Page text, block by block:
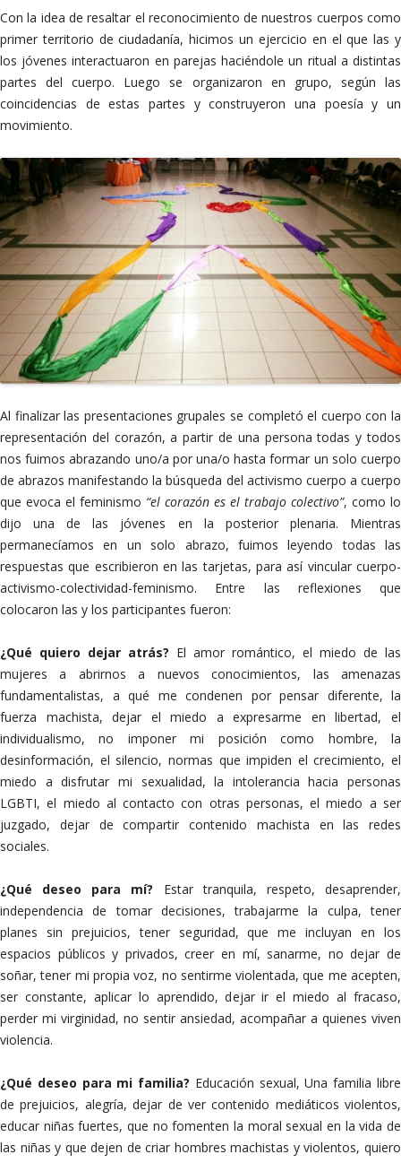
Con la idea de resaltar el reconocimiento de nuestros cuerpos como
primer territorio de ciudadanía, hicimos un ejercicio en el que las y
los jóvenes interactuaron en parejas haciéndole un ritual a distintas
partes del cuerpo. Luego se organizaron en grupo, según las
coincidencias de estas partes y construyeron una poesía y un
movimiento.
Al finalizar las presentaciones grupales se completó el cuerpo con la
representación del corazón, a partir de una persona todas y todos
nos fuimos abrazando uno/a por una/o hasta formar un solo cuerpo
de abrazos manifestando la búsqueda del activismo cuerpo a cuerpo
que evoca el feminismo “el corazón es el trabajo colectivo”, como lo
dijo una de las jóvenes en la posterior plenaria. Mientras
permanecíamos en un solo abrazo, fuimos leyendo todas las
respuestas que escribieron en las tarjetas, para así vincular cuerpo-
activismo-colectividad-feminismo. Entre las reflexiones que
colocaron las y los participantes fueron:
¿Qué quiero dejar atrás? El amor romántico, el miedo de las
mujeres a abrirnos a nuevos conocimientos, las amenazas
fundamentalistas, a qué me condenen por pensar diferente, la
fuerza machista, dejar el miedo a expresarme en libertad, el
individualismo, no imponer mi posición como hombre, la
desinformación, el silencio, normas que impiden el crecimiento, el
miedo a disfrutar mi sexualidad, la intolerancia hacia personas
LGBTI, el miedo al contacto con otras personas, el miedo a ser
juzgado, dejar de compartir contenido machista en las redes
sociales.
¿Qué deseo para mí? Estar tranquila, respeto, desaprender,
independencia de tomar decisiones, trabajarme la culpa, tener
planes sin prejuicios, tener seguridad, que me incluyan en los
espacios públicos y privados, creer en mí, sanarme, no dejar de
soñar, tener mi propia voz, no sentirme violentada, que me acepten,
ser constante, aplicar lo aprendido, dejar ir el miedo al fracaso,
perder mi virginidad, no sentir ansiedad, acompañar a quienes viven
violencia.
¿Qué deseo para mi familia? Educación sexual, Una familia libre
de prejuicios, alegría, dejar de ver contenido mediáticos violentos,
educar niñas fuertes, que no fomenten la moral sexual en la vida de
las niñas y que dejen de criar hombres machistas y violentos, quiero